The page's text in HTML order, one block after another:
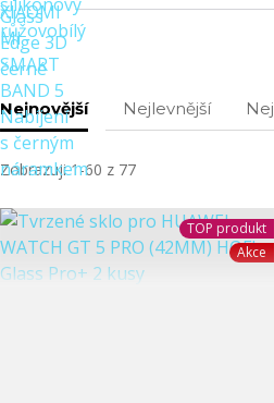
Nejnovější Nejlevnější
Zobrazuji 1-60 z 77
TOP produkt
Akce